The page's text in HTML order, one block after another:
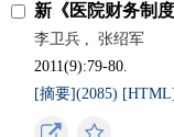
新《医院财务制
李卫兵 ,
张绍军
2011(9):79-80.
[摘要](2085)